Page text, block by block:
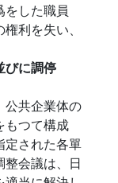
をした職員
利を失い、
に調停
公共企業体の
もつて構成
定された各單
会議は、日